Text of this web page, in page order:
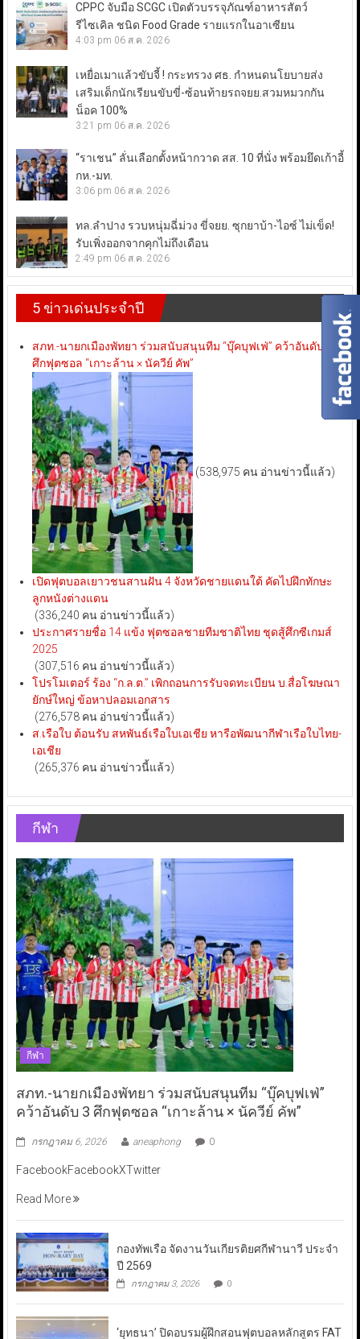
CPPC จับมือ SCGC เปิดตัวบรรจุภัณฑ์อาหารสัตว์
รีไซเคิล ชนิด Food Grade รายแรกในอาเซียน
4:03 pm 06 ส.ค. 2026
เหยื่อเมาแล้วขับจี้ ! กระทรวง ศธ. กำหนดนโยบายส่ง
เสริมเด็กนักเรียนขับขี่-ซ้อนท้ายรถจยย.สวมหมวกกัน
น็อค 100%
3:21 pm 06 ส.ค. 2026
“ราเชน” ลั่นเลือกตั้งหน้ากวาด สส. 10 ที่นั่ง พร้อมยึดเก้าอี้
กห.-มท.
3:06 pm 06 ส.ค. 2026
ทล.ลำปาง รวบหนุ่มฉี่ม่วง ขี่จยย. ซุกยาบ้า-ไอซ์ ไม่เข็ด!
รับเพิ่งออกจากคุกไม่ถึงเดือน
2:49 pm 06 ส.ค. 2026
5 ข่าวเด่นประจำปี
สภท.-นายกเมืองพัทยา ร่วมสนับสนุนทีม “บุ๊คบุฟเฟ่” คว้าอันดับ 3
ศึกฟุตซอล “เกาะล้าน × นัควีย์ คัพ”
(538,975 คน อ่านข่าวนี้แล้ว)
เปิดฟุตบอลเยาวชนสานฝัน 4 จังหวัดชายแดนใต้ คัดไปฝึกทักษะ
ลูกหนังต่างแดน
(336,240 คน อ่านข่าวนี้แล้ว)
ประกาศรายชื่อ 14 แข้ง ฟุตซอลชายทีมชาติไทย ชุดสู้ศึกซีเกมส์
2025
(307,516 คน อ่านข่าวนี้แล้ว)
โปรโมเตอร์ ร้อง “ก.ล.ต.” เพิกถอนการรับจดทะเบียน บ.สื่อโฆษณา
ยักษ์ใหญ่ ข้อหาปลอมเอกสาร
(276,578 คน อ่านข่าวนี้แล้ว)
ส.เรือใบ ต้อนรับ สหพันธ์เรือใบเอเชีย หารือพัฒนากีฬาเรือใบไทย-
เอเชีย
(265,376 คน อ่านข่าวนี้แล้ว)
กีฬา
กีฬา
สภท.-นายกเมืองพัทยา ร่วมสนับสนุนทีม “บุ๊คบุฟเฟ่”
คว้าอันดับ 3 ศึกฟุตซอล “เกาะล้าน × นัควีย์ คัพ”
กรกฎาคม 6, 2026 aneaphong 0
FacebookFacebookXTwitter
Read More
กองทัพเรือ จัดงานวันเกียรติยศกีฬานาวี ประจำ
ปี 2569
กรกฎาคม 3, 2026 0
‘ยุทธนา’ ปิดอบรมผู้ฝึกสอนฟุตบอลหลักสูตร FAT